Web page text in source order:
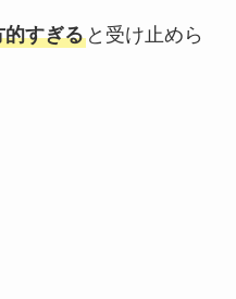
的すぎると受け止めら